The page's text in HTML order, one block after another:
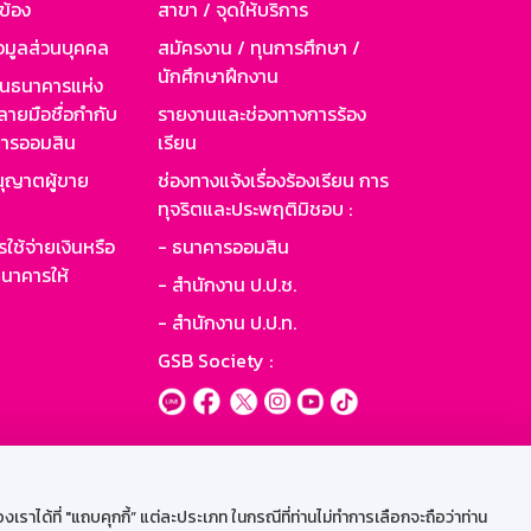
ได้ที่ "แถบคุกกี้” แต่ละประเภท ในกรณีที่ท่านไม่ทำการเลือกจะถือว่าท่าน
อง
มูลส่วนบุคคล
นาคารแห่ง
ายมือชื่อกำกับ
รออมสิน
ญาตผู้ขาย
ช้จ่ายเงินหรือ
คารให้
สาขา / จุดให้บริการ
สมัครงาน / ทุนการศึกษา /
นักศึกษาฝึกงาน
รายงานและช่องทางการร้อง
เรียน
ช่องทางแจ้งเรื่องร้องเรียน การ
ทุจริตและประพฤติมิชอบ :
- ธนาคารออมสิน
- สำนักงาน ป.ป.ช.
- สำนักงาน ป.ป.ท.
GSB Society :